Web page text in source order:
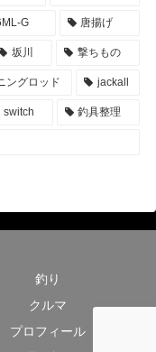
G 唐揚げ
坂川 撃ちもの
ングロッド jackall
switch 釣具整理
釣り
クルマ
プロフィール